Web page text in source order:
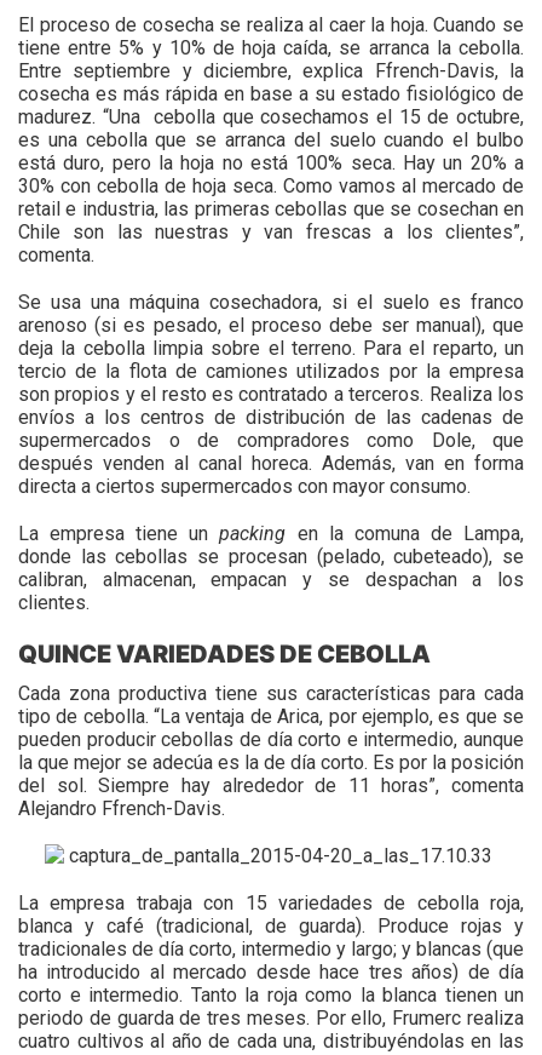
El proceso de cosecha se realiza al caer la hoja. Cuando se
tiene entre 5% y 10% de hoja caída, se arranca la cebolla.
Entre septiembre y diciembre, explica Ffrench-Davis, la
cosecha es más rápida en base a su estado fisiológico de
madurez. “Una cebolla que cosechamos el 15 de octubre,
es una cebolla que se arranca del suelo cuando el bulbo
está duro, pero la hoja no está 100% seca. Hay un 20% a
30% con cebolla de hoja seca. Como vamos al mercado de
retail e industria, las primeras cebollas que se cosechan en
Chile son las nuestras y van frescas a los clientes”,
comenta.
Se usa una máquina cosechadora, si el suelo es franco
arenoso (si es pesado, el proceso debe ser manual), que
deja la cebolla limpia sobre el terreno. Para el reparto, un
tercio de la flota de camiones utilizados por la empresa
son propios y el resto es contratado a terceros. Realiza los
envíos a los centros de distribución de las cadenas de
supermercados o de compradores como Dole, que
después venden al canal horeca. Además, van en forma
directa a ciertos supermercados con mayor consumo.
La empresa tiene unpacking en la comuna de Lampa,
donde las cebollas se procesan (pelado, cubeteado), se
calibran, almacenan, empacan y se despachan a los
clientes.
QUINCE VARIEDADES DE CEBOLLA
Cada zona productiva tiene sus características para cada
tipo de cebolla. “La ventaja de Arica, por ejemplo, es que se
pueden producir cebollas de día corto e intermedio, aunque
la que mejor se adecúa es la de día corto. Es por la posición
del sol. Siempre hay alrededor de 11 horas”, comenta
Alejandro Ffrench-Davis.
La empresa trabaja con 15 variedades de cebolla roja,
blanca y café (tradicional, de guarda). Produce rojas y
tradicionales de día corto, intermedio y largo; y blancas (que
ha introducido al mercado desde hace tres años) de día
corto e intermedio. Tanto la roja como la blanca tienen un
periodo de guarda de tres meses. Por ello, Frumerc realiza
cuatro cultivos al año de cada una, distribuyéndolas en las